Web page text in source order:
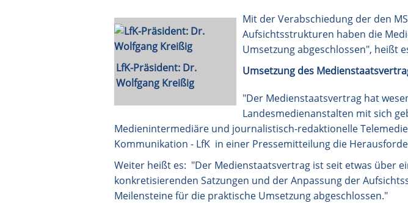
LfK-Präsident: Dr.
Wolfgang Kreißig
Mit der Verabschiedung der den
Aufsichtsstrukturen haben die
Umsetzung abgeschlossen", heißt
Umsetzung des
"Der Medienstaatsvertrag hat
Landesmedienanstalten mit sich
Medienintermediäre und journalistisch-redaktionelle
Kommunikation - LfK in einer Pressemitteilung die
Weiter heißt es: "Der Medienstaatsvertrag ist seit etwas über
konkretisierenden Satzungen und der Anpassung der
Meilensteine für die praktische Umsetzung abgeschlossen."